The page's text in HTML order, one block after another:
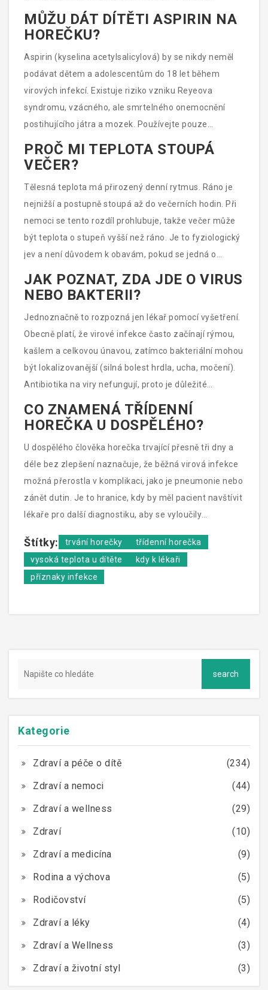
teploměru.
MŮŽU DÁT DÍTĚTI ASPIRIN NA
HOREČKU?
Aspirin (kyselina acetylsalicylová) by se nikdy neměl
podávat dětem a adolescentům do 18 let během
virových infekcí. Existuje riziko vzniku Reyeova
syndromu, vzácného, ale smrtelného onemocnění
postihujícího játra a mozek. Používejte pouze
paracetamol nebo ibuprofen ve věkově přiměřené
dávce.
PROČ MI TEPLOTA STOUPÁ
VEČER?
Tělesná teplota má přirozený denní rytmus. Ráno je
nejnižší a postupně stoupá až do večerních hodin. Při
nemoci se tento rozdíl prohlubuje, takže večer může
být teplota o stupeň vyšší než ráno. Je to fyziologický
jev a není důvodem k obavám, pokud se jedná o
JAK POZNAT, ZDA JDE O VIRUS
NEBO BAKTERII?
Jednoznačně to rozpozná jen lékař pomocí vyšetření.
Obecně platí, že virové infekce často začínají rýmou,
kašlem a celkovou únavou, zatímco bakteriální mohou
být lokalizovanější (silná bolest hrdla, ucha, močení).
Antibiotika na viry nefungují, proto je důležité
nespěchat s jejich užíváním bez ordinace lékaře.
CO ZNAMENÁ TŘÍDENNÍ
HOREČKA U DOSPĚLÉHO?
U dospělého člověka horečka trvající přesně tři dny a
déle bez zlepšení naznačuje, že běžná virová infekce
možná přerostla v komplikaci, jako je pneumonie nebo
zánět dutin. Je to hranice, kdy by měl pacient navštívit
lékaře pro další diagnostiku, aby se vyloučily
Štítky: trvání horečky
třídenní horečka
vysoká teplota u dítěte
kdy k lékaři
příznaky infekce
Kategorie
Zdraví a péče o dítě
(234)
Zdraví a nemoci
(44)
Zdraví a wellness
(29)
Zdraví
(10)
Zdraví a medicína
(9)
Rodina a výchova
(5)
Rodičovství
(5)
Zdraví a léky
(4)
Zdraví a Wellness
(3)
Zdraví a životní styl
(3)